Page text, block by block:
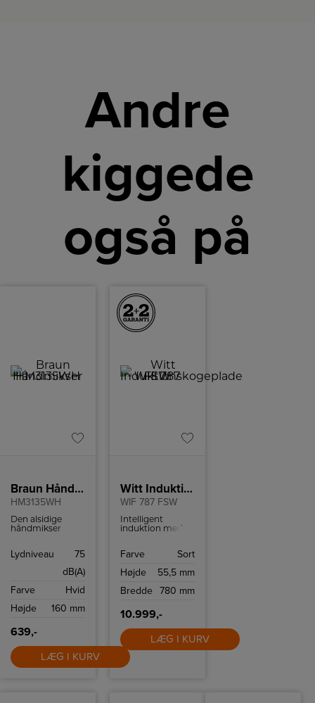
Andre
kiggede
også på
Braun Håndmikser
HM3135WH
Den alsidige
håndmikser
komfort og
at bage.
Lydniveau
75
dB(A)
Farve
Hvid
Højde
160 mm
639,-
LÆG I KURV
Witt Induktionskogeplade
WIF 787 FSW
Intelligent
induktion med
78 cm bred,
glaskant og hvidt
Farve
Sort
Højde
55,5 mm
Bredde
780 mm
10.999,-
LÆG I KURV